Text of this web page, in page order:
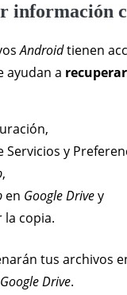
información
Androidtienen
ayudan a
Servicios y
,
en Google Drivey
la copia.
tus archivos
Google Drive.